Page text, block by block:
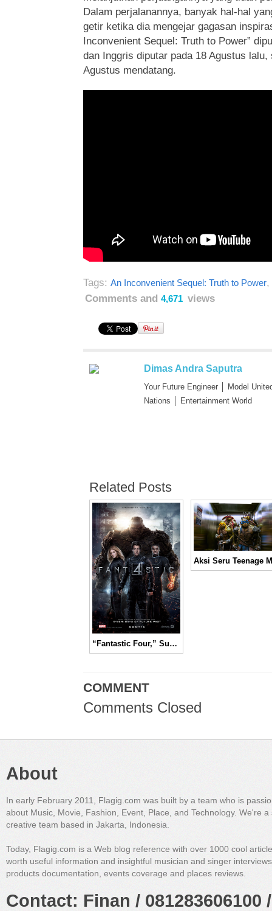
Dalam perjalanannya, banyak hal-hal
getir ketika dia mengejar gagasan
Inconvenient Sequel: Truth to Power”
dan Inggris diputar pada 18 Agustus
Agustus mendatang.
Tags: An Inconvenient Sequel: Truth to Power,
Comments and 4,671 views
Dimas Andra Saputra
Your Future Engineer │ Model
Nations │ Entertainment World
Related Posts
“Fantastic Four,” Sumber Kekuatan dan Tenaga Super dari Dimensi Lain │ Movie Reveiw
COMMENT
Comments Closed
About
In early February 2011, Flagig.com was built by a team who is
about Music, Movie, Fashion, Event, Place, and Technology. We're a
creative team based in Jakarta, Indonesia.
Today, Flagig.com is a Web blog reference with over 1000 cool
worth useful information and insightful musician and singer
products documentation, events coverage and places reviews.
Contact: Finan /